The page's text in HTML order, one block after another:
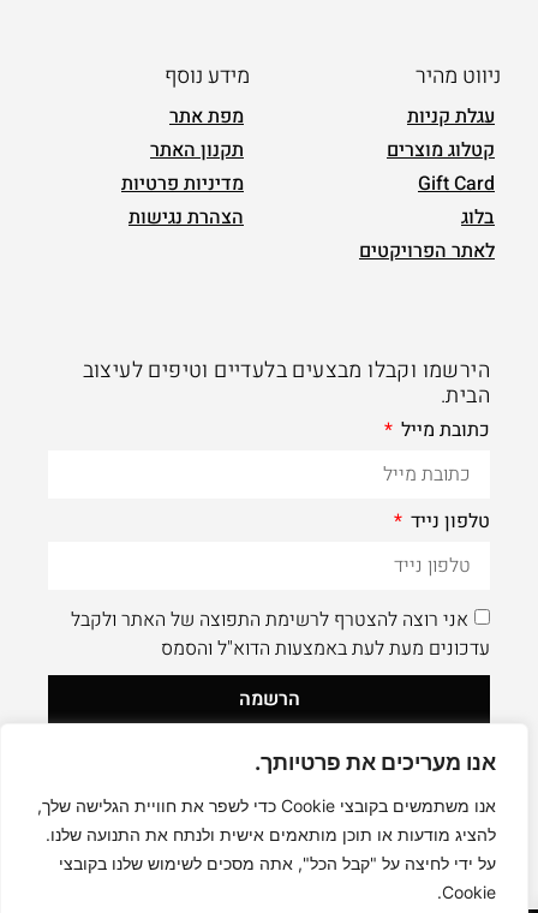
אנו מעריכים את פרטיותך.
אנו משתמשים בקובצי Cookie כדי לשפר את חוויית הגלישה שלך,
להציג מודעות או תוכן מותאמים אישית ולנתח את התנועה שלנו.
על ידי לחיצה על "קבל הכל", אתה מסכים לשימוש שלנו בקובצי
Cookie.
ניווט מהיר
עגלת קניות
קטלוג מוצרים
Gift Card
בלוג
לאתר הפרויקטים
מידע נוסף
מפת אתר
תקנון האתר
מדיניות פרטיות
הצהרת נגישות
הירשמו וקבלו מבצעים בלעדיים וטיפים לעיצוב
הבית.
כתובת מייל
טלפון נייד
אני רוצה להצטרף לרשימת התפוצה של האתר ולקבל
עדכונים מעת לעת באמצעות הדוא"ל והסמס
הרשמה
לעוד תוכן איכותי - תעקבו AleaDesign@
0